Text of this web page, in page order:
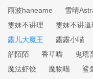
雨波haneame
雪晴
雯妹不讲理
雯妹不讲道
露儿大魔王
露露小喵
韶陌陌
香草喵 鬼瑶
魔法虾饺
魔物喵 鲨